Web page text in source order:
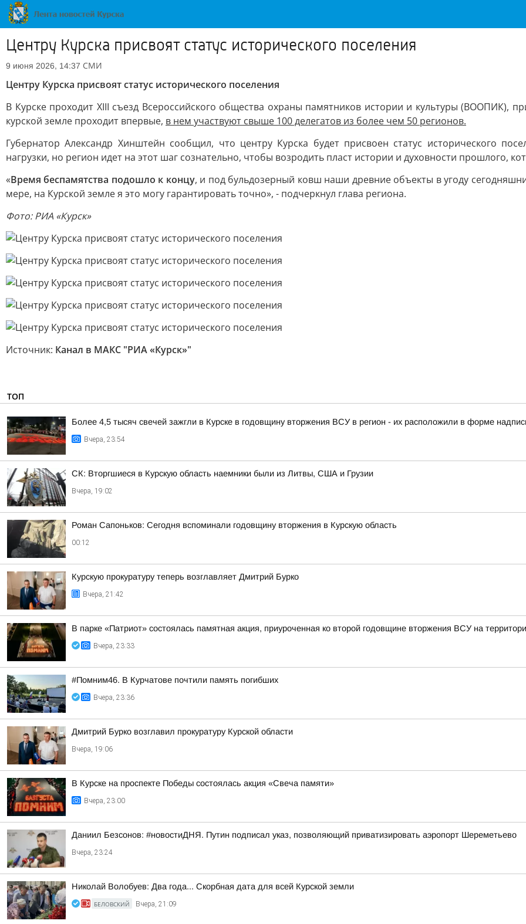
Центру Курска присвоят статус исторического поселения
9 июня 2026, 14:37 СМИ
Центру Курска присвоят статус исторического поселения
В Курске проходит XIII съезд Всероссийского общества охраны памятников истории и культуры (ВООПИК),
курской земле проходит впервые, в нем участвуют свыше 100 делегатов из более чем 50 регионов.
Губернатор Александр Хинштейн сообщил, что центру Курска будет присвоен статус исторического
нагрузки, но регион идет на этот шаг сознательно, чтобы возродить пласт истории и духовности прошлого,
«Время беспамятства подошло к концу, и под бульдозерный ковш наши древние объекты в угоду
мере, на Курской земле я это могу гарантировать точно», - подчеркнул глава региона.
Фото: РИА «Курск»
Источник: Канал в МАКС "РИА «Курск»"
ТОП
Более 4,5 тысяч свечей зажгли в Курске в годовщину вторжения ВСУ в регион - их расположили в форме
Вчера, 23:54
СК: Вторгшиеся в Курскую область наемники были из Литвы, США и Грузии
Вчера, 19:02
Роман Сапоньков: Сегодня вспоминали годовщину вторжения в Курскую область
00:12
Курскую прокуратуру теперь возглавляет Дмитрий Бурко
Вчера, 21:42
В парке «Патриот» состоялась памятная акция, приуроченная ко второй годовщине вторжения ВСУ на
Вчера, 23:33
#Помним46. В Курчатове почтили память погибших
Вчера, 23:36
Дмитрий Бурко возглавил прокуратуру Курской области
Вчера, 19:06
В Курске на проспекте Победы состоялась акция «Свеча памяти»
Вчера, 23:00
Даниил Безсонов: #новостиДНЯ. Путин подписал указ, позволяющий приватизировать аэропорт Шереметьево
Вчера, 23:24
Николай Волобуев: Два года... Скорбная дата для всей Курской земли
БЕЛОВСКИЙ Вчера, 21:09